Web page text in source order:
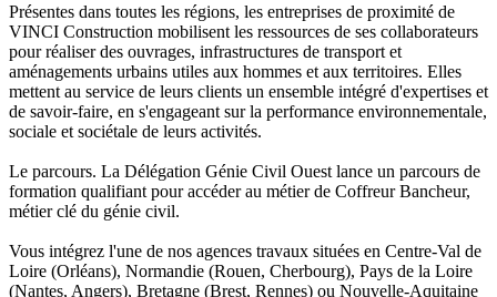
Présentes dans toutes les régions, les entreprises de proximité de
VINCI Construction mobilisent les ressources de ses collaborateurs
pour réaliser des ouvrages, infrastructures de transport et
aménagements urbains utiles aux hommes et aux territoires. Elles
mettent au service de leurs clients un ensemble intégré d'expertises et
de savoir-faire, en s'engageant sur la performance environnementale,
sociale et sociétale de leurs activités.
Le parcours. La Délégation Génie Civil Ouest lance un parcours de
formation qualifiant pour accéder au métier de Coffreur Bancheur,
métier clé du génie civil.
Vous intégrez l'une de nos agences travaux situées en Centre-Val de
Loire (Orléans), Normandie (Rouen, Cherbourg), Pays de la Loire
(Nantes, Angers), Bretagne (Brest, Rennes) ou Nouvelle-Aquitaine